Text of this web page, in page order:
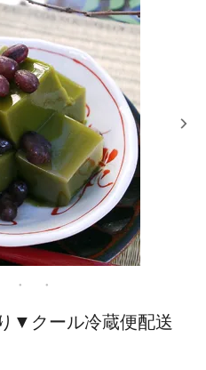
▼クール冷蔵便配送